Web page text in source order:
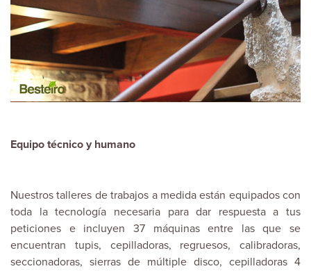
Equipo técnico y humano
Nuestros talleres de trabajos a medida están equipados con
toda la tecnología necesaria para dar respuesta a tus
peticiones e incluyen 37 máquinas entre las que se
encuentran tupis, cepilladoras, regruesos, calibradoras,
seccionadoras, sierras de múltiple disco, cepilladoras 4